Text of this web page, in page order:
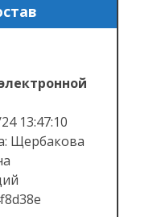
13:47:10
Щербакова